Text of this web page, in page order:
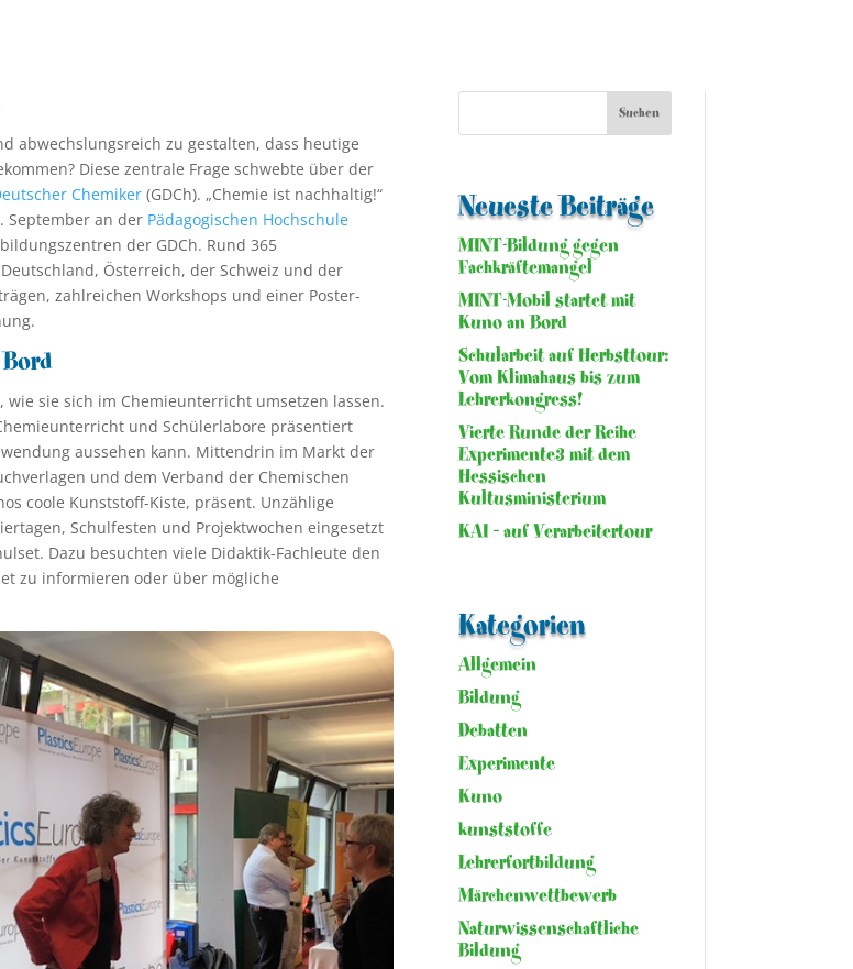
abwechslungsreich zu gestalten, dass heutige
Diese zentrale Frage schwebte über der
Chemiker (GDCh). „Chemie ist nachhaltig!“
September an der Pädagogischen Hochschule
der GDCh. Rund 365
Österreich, der Schweiz und der
zahlreichen Workshops und einer Poster-
wie sie sich im Chemieunterricht umsetzen lassen.
und Schülerlabore präsentiert
aussehen kann. Mittendrin im Markt der
und dem Verband der Chemischen
coole Kunststoff-Kiste, präsent. Unzählige
Schulfesten und Projektwochen eingesetzt
Dazu besuchten viele Didaktik-Fachleute den
zu informieren oder über mögliche
Neueste Beiträge
MINT-Bildung gegen
Fachkräftemangel
MINT-Mobil startet mit
Kuno an Bord
Schularbeit auf Herbsttour:
Vom Klimahaus bis zum
Lehrerkongress!
Vierte Runde der Reihe
Experimente3 mit dem
Hessischen
Kultusministerium
KAI – auf Verarbeitertour
Kategorien
Allgemein
Bildung
Debatten
Experimente
Kuno
kunststoffe
Lehrerfortbildung
Märchenwettbewerb
Naturwissenschaftliche
Bildung